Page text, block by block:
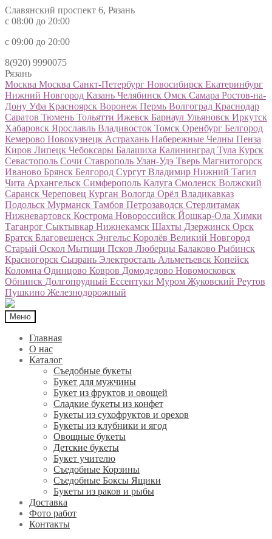
Славянский проспект 6, Рязань
с 08:00 до 20:00
с 09:00 до 20:00
8(920) 9990075
Рязань
Москва Москва Санкт-Петербург Новосибирск Екатеринбург
Нижний Новгород Казань Челябинск Омск Самара Ростов-на-
Дону Уфа Красноярск Воронеж Пермь Волгоград Краснодар
Саратов Тюмень Тольятти Ижевск Барнаул Ульяновск Иркутск
Хабаровск Ярославль Владивосток Томск Оренбург Белгород
Кемерово Новокузнецк Астрахань Набережные Челны Пенза
Киров Липецк Чебоксары Балашиха Калининград Тула Курск
Севастополь Сочи Ставрополь Улан-Удэ Тверь Магнитогорск
Иваново Брянск Белгород Сургут Владимир Нижний Тагил
Чита Архангельск Симферополь Калуга Смоленск Волжский
Саранск Череповец Курган Вологда Орёл Владикавказ
Подольск Мурманск Тамбов Петрозаводск Стерлитамак
Нижневартовск Кострома Новороссийск Йошкар-Ола Химки
Таганрог Сыктывкар Нижнекамск Шахты Дзержинск Орск
Братск Благовещенск Энгельс Королёв Великий Новгород
Старый Оскол Мытищи Псков Люберцы Балаково Рыбинск
Красногорск Сызрань Электросталь Альметьевск Копейск
Коломна Одинцово Ковров Домодедово Новомосковск
Обнинск Долгопрудный Ессентуки Муром Жуковский Реутов
Пушкино Железнодорожный
Меню
Главная
О нас
Каталог
Съедобные букеты
Букет для мужчины
Букет из фруктов и овощей
Сладкие букеты из конфет
Букеты из сухофруктов и орехов
Букеты из клубники и ягод
Овощные букеты
Детские букеты
Букет учителю
Съедобные Корзины
Съедобные Боксы Ящики
Букеты из раков и рыбы
Доставка
Фото работ
Контакты